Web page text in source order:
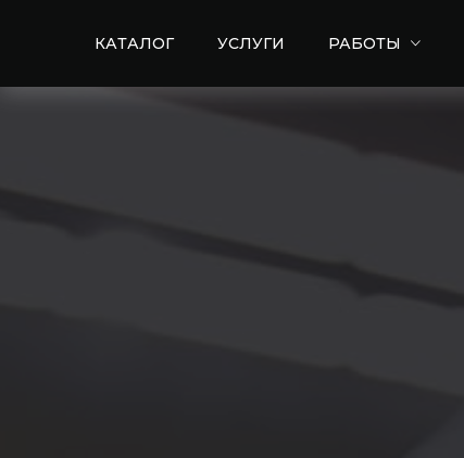
КАТАЛОГ УСЛУГИ РАБОТЫ